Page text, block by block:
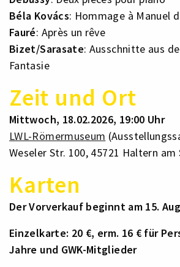
Béla Kovács: Hommage à Manuel
Fauré: Après un rêve
Bizet/Sarasate: Ausschnitte aus
Fantasie
Zeit und Ort
Mittwoch, 18.02.2026, 19:00 Uhr
LWL-Römermuseum
Weseler Str. 100, 45721 Haltern am
Karten
Der Vorverkauf beginnt am 15.
Einzelkarte: 20 €, erm. 16 € für
Jahre und GWK-Mitglieder